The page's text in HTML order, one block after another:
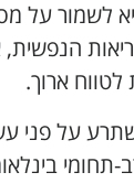
לשמור על
הנפשית,
ארוך.
על פני
תחומי